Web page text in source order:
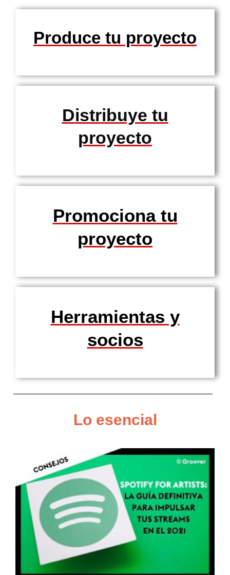
Produce tu proyecto
Distribuye tu
proyecto
Promociona tu
proyecto
Herramientas y
socios
Lo esencial